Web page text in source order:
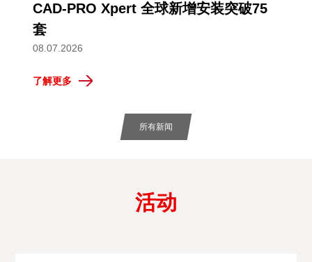
CAD-PRO Xpert 全球新增安装突破75
套
08.07.2026
了解更多
所有新闻
活动